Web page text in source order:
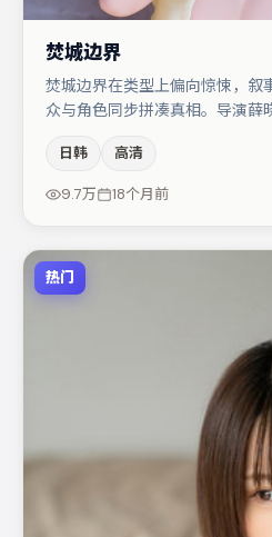
焚城边界
焚城边界在类型上偏向惊悚，叙
众与角色同步拼凑真相。导演薛
手戏构成全片情感锚点，张译则
开。若你偏爱强类型与清晰主线
日韩 高清
9.7万 18个月前
热门